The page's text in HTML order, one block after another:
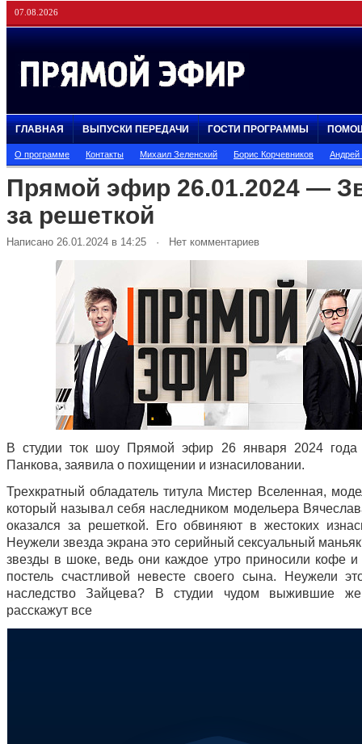
07.08.2026
ГЛАВНАЯ ВЫПУСКИ ПЕРЕДАЧИ ГОСТИ ПРОГРАММЫ
О программе Контакты Михаил Зеленский Борис Корчевников
Прямой эфир 26.01.2024 —
за решеткой
Написано 26.01.2024 в 14:25 · Нет комментариев
В студии ток шоу Прямой эфир 26 января 2024 года
Панкова, заявила о похищении и изнасиловании.
Трехкратный обладатель титула Мистер Вселенная,
который называл себя наследником модельера
оказался за решеткой. Его обвиняют в жестоких
Неужели звезда экрана это серийный сексуальный
звезды в шоке, ведь они каждое утро приносили кофе и
постель счастливой невесте своего сына. Неужели
наследство Зайцева? В студии чудом выжившие
расскажут все